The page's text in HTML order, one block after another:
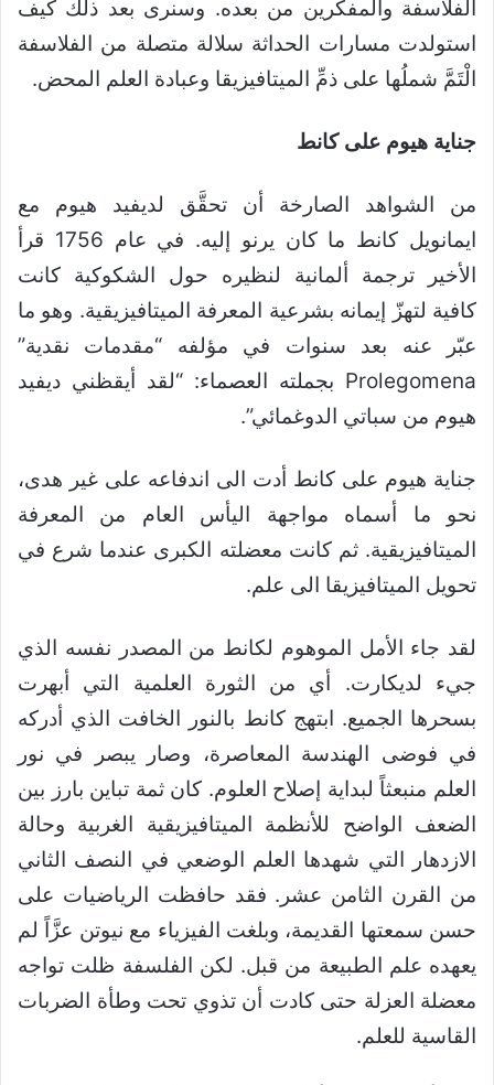
الفلاسفة والمفكرين من بعده. وسنرى بعد ذلك كيف
استولدت مسارات الحداثة سلالة متصلة من الفلاسفة
الْتَمَّ شملُها على ذمِّ الميتافيزيقا وعبادة العلم المحض.
جناية هيوم على كانط
من الشواهد الصارخة أن تحقَّق لديفيد هيوم مع
ايمانويل كانط ما كان يرنو إليه. في عام 1756 قرأ
الأخير ترجمة ألمانية لنظيره حول الشكوكية كانت
كافية لتهزّ إيمانه بشرعية المعرفة الميتافيزيقية. وهو ما
عبّر عنه بعد سنوات في مؤلفه “مقدمات نقدية”
Prolegomena بجملته العصماء: “لقد أيقظني ديفيد
هيوم من سباتي الدوغمائي”.
جناية هيوم على كانط أدت الى اندفاعه على غير هدى،
نحو ما أسماه مواجهة اليأس العام من المعرفة
الميتافيزيقية. ثم كانت معضلته الكبرى عندما شرع في
تحويل الميتافيزيقا الى علم.
لقد جاء الأمل الموهوم لكانط من المصدر نفسه الذي
جيء لديكارت. أي من الثورة العلمية التي أبهرت
بسحرها الجميع. ابتهج كانط بالنور الخافت الذي أدركه
في فوضى الهندسة المعاصرة، وصار يبصر في نور
العلم منبعثاً لبداية إصلاح العلوم. كان ثمة تباين بارز بين
الضعف الواضح للأنظمة الميتافيزيقية الغربية وحالة
الازدهار التي شهدها العلم الوضعي في النصف الثاني
من القرن الثامن عشر. فقد حافظت الرياضيات على
حسن سمعتها القديمة، وبلغت الفيزياء مع نيوتن عزَّاً لم
يعهده علم الطبيعة من قبل. لكن الفلسفة ظلت تواجه
معضلة العزلة حتى كادت أن تذوي تحت وطأة الضربات
القاسية للعلم.